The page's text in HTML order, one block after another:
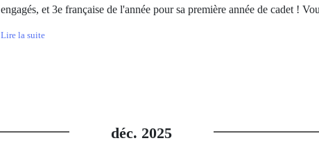
engagés, et 3e française de l'année pour sa première année de cadet !
Lire la suite
déc. 2025